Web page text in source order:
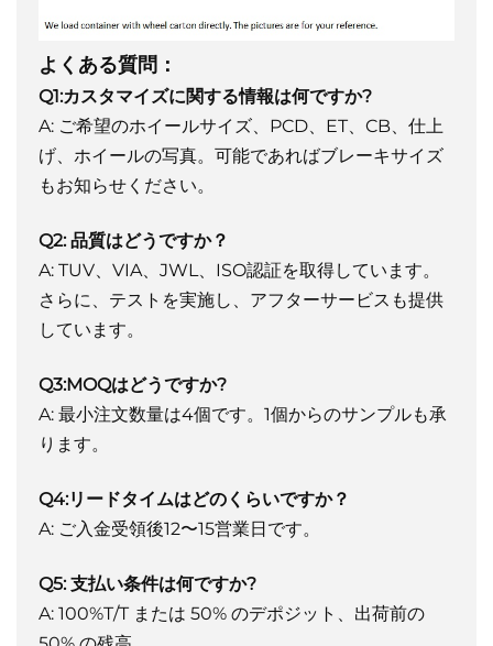
よくある質問：
Q1:カスタマイズに関する情報は何ですか?
A: ご希望のホイールサイズ、PCD、ET、CB、仕上
げ、ホイールの写真。可能であればブレーキサイズ
もお知らせください。
Q2: 品質はどうですか？
A: TUV、VIA、JWL、ISO認証を取得しています。
さらに、テストを実施し、アフターサービスも提供
しています。
Q3:MOQはどうですか?
A: 最小注文数量は4個です。1個からのサンプルも承
ります。
Q4:リードタイムはどのくらいですか？
A: ご入金受領後12〜15営業日です。
Q5: 支払い条件は何ですか?
A: 100%T/T または 50% のデポジット、出荷前の